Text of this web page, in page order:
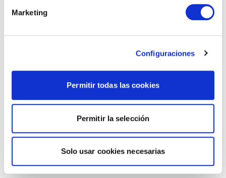
Marketing
Configuraciones
Permitir todas las cookies
Permitir la selección
Solo usar cookies necesarias